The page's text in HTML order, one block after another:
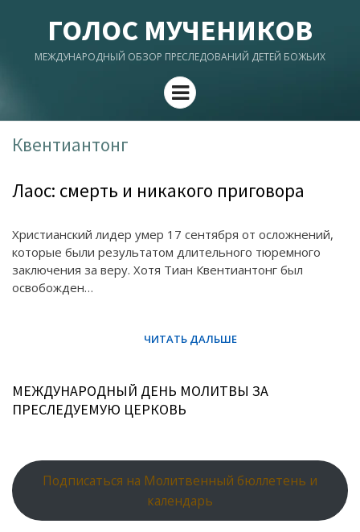
ГОЛОС МУЧЕНИКОВ
МЕЖДУНАРОДНЫЙ ОБЗОР ПРЕСЛЕДОВАНИЙ ДЕТЕЙ БОЖЬИХ
Menu
Квентиантонг
Лаос: смерть и никакого приговора
Христианский лидер умер 17 сентября от осложнений,
которые были результатом длительного тюремного
заключения за веру. Хотя Тиан Квентиантонг был
освобожден…
МЕЖДУНАРОДНЫЙ ДЕНЬ МОЛИТВЫ ЗА
ПРЕСЛЕДУЕМУЮ ЦЕРКОВЬ
Подписаться на Молитвенный бюллетень и
календарь